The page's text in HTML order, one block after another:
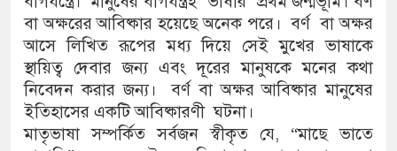
বা অক্ষরের আবিষ্কার হয়েছে অনেক পরে। বর্ণ বা অক্ষর
আসে লিখিত রূপের মধ্য দিয়ে সেই মুখের ভাষাকে
স্থায়িত্ব দেবার জন্য এবং দূরের মানুষকে মনের কথা
নিবেদন করার জন্য। বর্ণ বা অক্ষর আবিষ্কার মানুষের
ইতিহাসের একটি আবিষ্কারণী ঘটনা।
মাতৃভাষা সম্পর্কিত সর্বজন স্বীকৃত যে, “মাছে ভাতে